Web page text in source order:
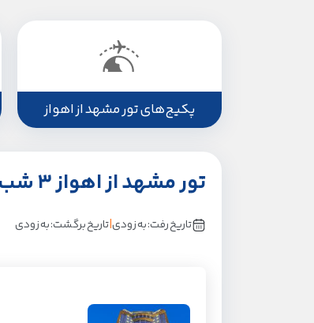
پکیج‌های تور مشهد از اهواز
تور مشهد از اهواز 3 شب و 4 روز
تاریخ رفت: به زودی|تاریخ برگشت: به زودی